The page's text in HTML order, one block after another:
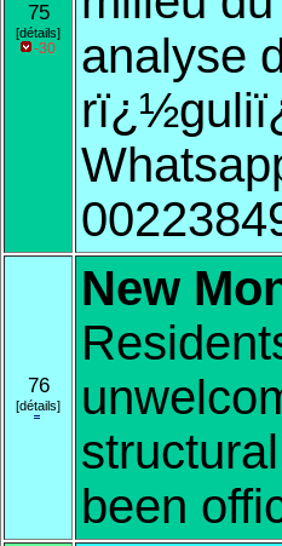
75
[détails]
-30
analyse
76
[détails]
New
been